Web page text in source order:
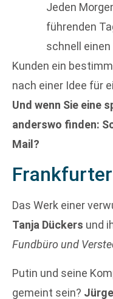
Jeden
führenden
schnell einen
Kunden ein
nach einer Idee für
Und wenn Sie eine
anderswo finden:
Mail?
Das Werk einer
Tanja Dückers und
Fundbüro und
Putin und seine
gemeint sein?